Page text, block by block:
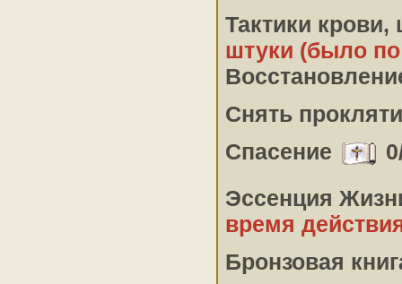
Тактики
штуки (было
Снять
Спасение
Эссенция
время
Бронзовая